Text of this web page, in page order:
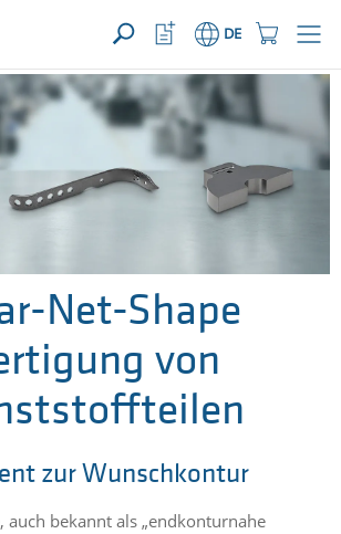
({{productCount}} Produkte)
ÖFFNEN
DE
Watchlist
Button
Net-Shape
von
zur Wunschkontur
auch bekannt als „endkonturnahe